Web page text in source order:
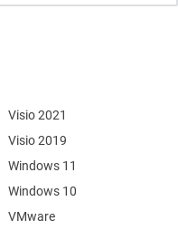
Visio 2021
Visio 2019
Windows 11
Windows 10
VMware